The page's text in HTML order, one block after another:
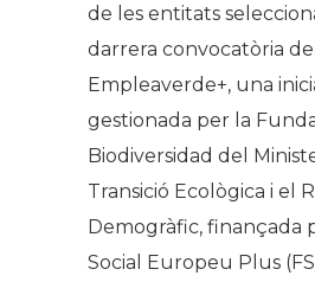
de les entitats
darrera convocatòria
Empleaverde+, una
gestionada per la
Biodiversidad del
Transició Ecològica i el
Demogràfic, finançada
Social Europeu Plus